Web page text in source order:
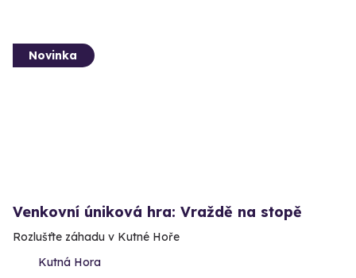
Novinka
Venkovní úniková hra: Vraždě na stopě
Rozlušťte záhadu v Kutné Hoře
Kutná Hora